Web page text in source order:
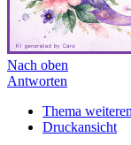
Nach oben
Antworten
Thema
Druckansicht